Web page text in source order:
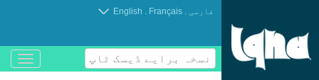
فارسی .
Français
.
English
نسخہ برایے ڈیسک ٹاپ
باز
و